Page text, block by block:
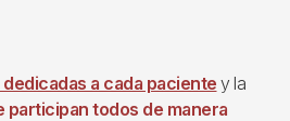
a cada pacientey la
participan todos de manera